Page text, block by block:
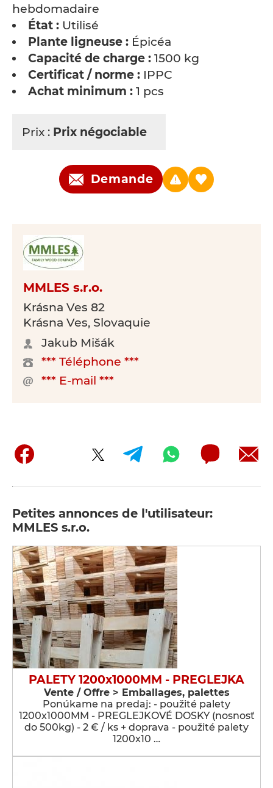
hebdomadaire
État : Utilisé
Plante ligneuse : Épicéa
Capacité de charge : 1500 kg
Certificat / norme : IPPC
Achat minimum : 1 pcs
Prix : Prix négociable
Demande
MMLES s.r.o.
Krásna Ves 82
Krásna Ves, Slovaquie
Jakub Mišák
*** Téléphone ***
*** E-mail ***
Petites annonces de l'utilisateur:
MMLES s.r.o.
PALETY 1200x1000MM - PREGLEJKA
Vente / Offre > Emballages, palettes
Ponúkame na predaj: - použité palety
1200x1000MM - PREGLEJKOVÉ DOSKY (nosnosť
do 500kg) - 2 € / ks + doprava - použité palety
1200x10 …